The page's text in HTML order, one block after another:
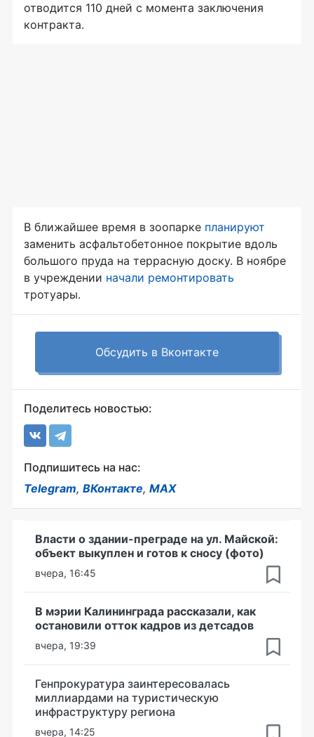
отводится 110 дней с момента заключения
контракта.
В ближайшее время в зоопарке планируют
заменить асфальтобетонное покрытие вдоль
большого пруда на террасную доску. В ноябре
в учреждении начали ремонтировать
тротуары.
Обсудить в Вконтакте
Поделитесь новостью:
Подпишитесь на нас:
Telegram, ВКонтакте, MAX
Власти о здании-преграде на ул. Майской:
объект выкуплен и готов к сносу (фото)
вчера, 16:45
В мэрии Калининграда рассказали, как
остановили отток кадров из детсадов
вчера, 19:39
Генпрокуратура заинтересовалась
миллиардами на туристическую
инфраструктуру региона
вчера, 14:25